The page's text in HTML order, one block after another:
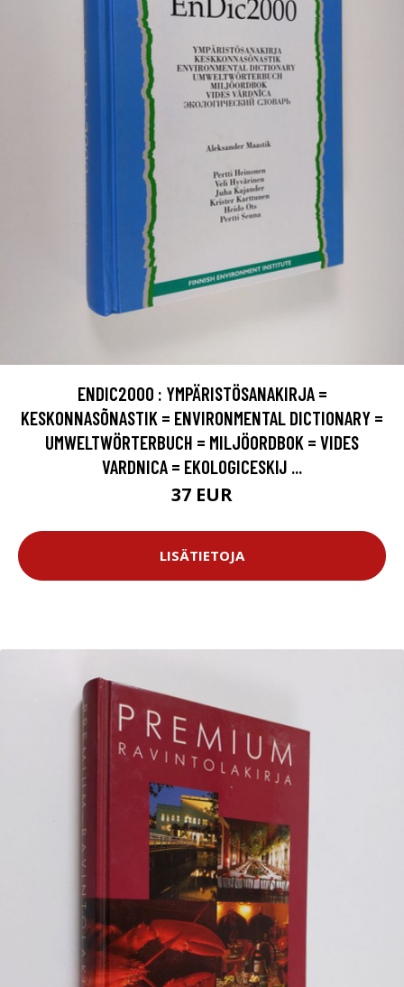
ENDIC2000 : YMPÄRISTÖSANAKIRJA =
KESKONNASÕNASTIK = ENVIRONMENTAL DICTIONARY =
UMWELTWÖRTERBUCH = MILJÖORDBOK = VIDES
VARDNICA = EKOLOGICESKIJ ...
37 EUR
LISÄTIETOJA